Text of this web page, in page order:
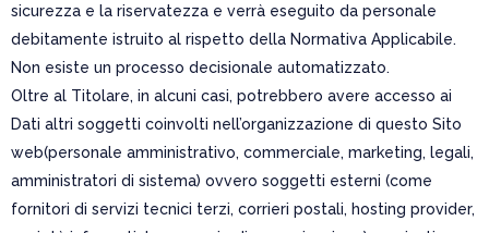
sicurezza e la riservatezza e verrà eseguito da personale
debitamente istruito al rispetto della Normativa Applicabile.
Non esiste un processo decisionale automatizzato.
Oltre al Titolare, in alcuni casi, potrebbero avere accesso ai
Dati altri soggetti coinvolti nell’organizzazione di questo Sito
web(personale amministrativo, commerciale, marketing, legali,
amministratori di sistema) ovvero soggetti esterni (come
fornitori di servizi tecnici terzi, corrieri postali, hosting provider,